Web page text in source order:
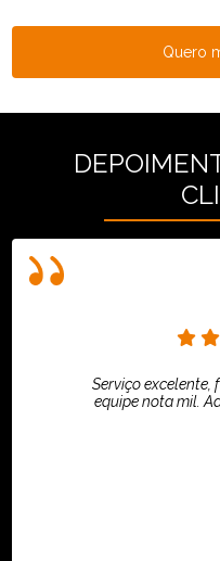
Quero
Serviço excelente,
equipe nota mil.